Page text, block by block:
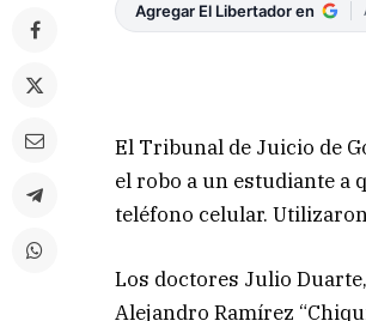
Agregar El Libertador en
El Tribunal de Juicio de
el robo a un estudiante a
teléfono celular.
Los doctores Julio
Alejandro Ramírez